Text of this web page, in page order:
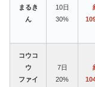
まるき
ん
10日
30%
コウコ
ウ
ファイ
7日
20%